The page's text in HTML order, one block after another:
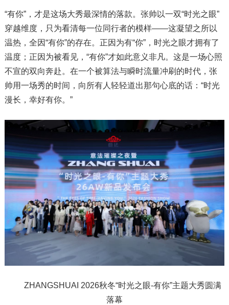
“有你”，才是这场大秀最深情的落款。张帅以一双“时光之眼”
穿越维度，只为看清每一位同行者的模样——这凝望之所以
温热，全因“有你”的存在。正因为有“你”，时光之眼才拥有了
温度；正因为被看见，“有你”才如此意义非凡。这是一场心照
不宣的双向奔赴。在一个被算法与瞬时流量冲刷的时代，张
帅用一场秀的时间，向所有人轻轻道出那句心底的话：“时光
漫长，幸好有你。”
ZHANGSHUAI 2026秋冬“时光之眼-有你”主题大秀圆满
落幕